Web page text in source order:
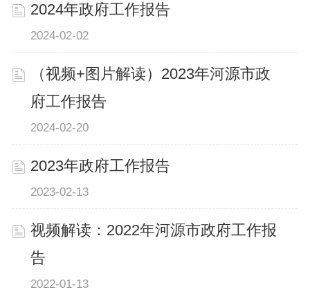
2024年政府工作报告
2024-02-02
（视频+图片解读）2023年河源市政
府工作报告
2024-02-20
2023年政府工作报告
2023-02-13
视频解读：2022年河源市政府工作报
告
2022-01-13